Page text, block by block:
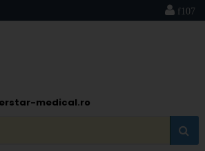
medical.ro